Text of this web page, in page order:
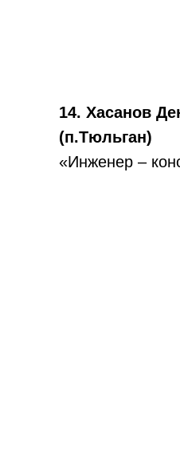
14. Хасанов
(п.Тюльган)
«Инженер –